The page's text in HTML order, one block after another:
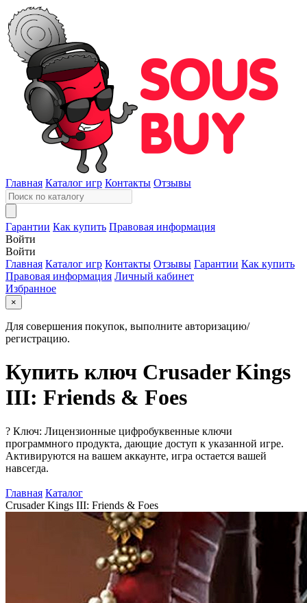
Главная Каталог игр Контакты Отзывы
Гарантии Как купить Правовая информация
Войти
Войти
Главная Каталог игр Контакты Отзывы Гарантии Как купить
Правовая информация Личный кабинет
Избранное
×
Для совершения покупок, выполните авторизацию/
регистрацию.
Купить ключ Crusader Kings
III: Friends & Foes
? Ключ: Лицензионные цифробуквенные ключи
программного продукта, дающие доступ к указанной игре.
Активируются на вашем аккаунте, игра остается вашей
навсегда.
Главная Каталог
Crusader Kings III: Friends & Foes